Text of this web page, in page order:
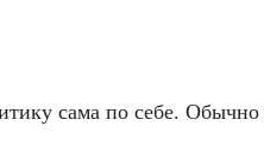
сама по себе. Обычно